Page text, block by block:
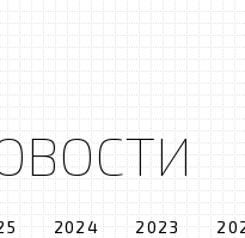
2024 2023